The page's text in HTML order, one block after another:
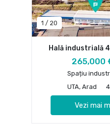
1 / 20
Hală industrială
265,000
Spațiu
UTA, Arad
Vezi mai